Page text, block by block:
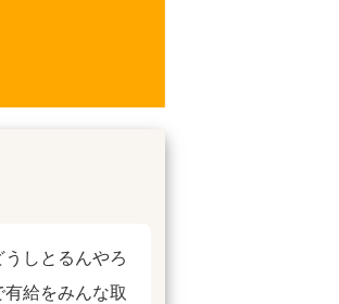
しとるんやろ
給をみんな取